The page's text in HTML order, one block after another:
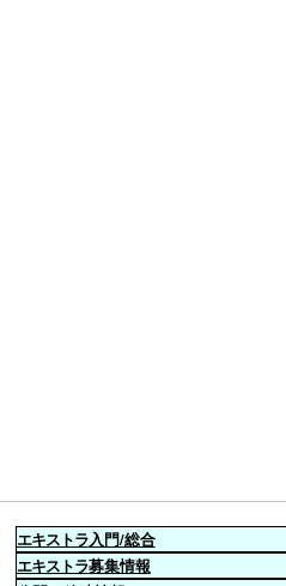
エキストラ入門/総合
エキストラ募集情報